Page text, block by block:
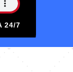
24/7